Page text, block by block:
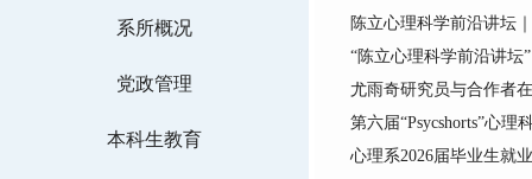
系所概况
党政管理
本科生教育
陈立心理科学前沿讲坛
“陈立心理科学前沿讲坛
尤雨奇研究员与合作者
第六届“Psycshorts”心
心理系2026届毕业生就